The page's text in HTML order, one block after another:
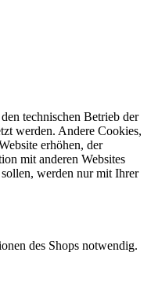
technischen Betrieb der
werden. Andere Cookies,
erhöhen, der
mit anderen Websites
werden nur mit Ihrer
des Shops notwendig.